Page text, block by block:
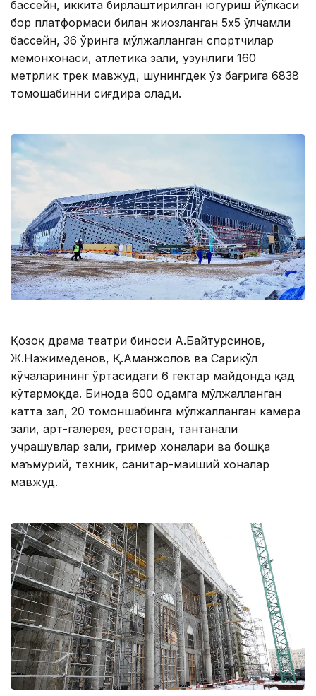
бассейн, иккита бирлаштирилган югуриш йўлкаси
бор платформаси билан жиҳозланган 5х5 ўлчамли
бассейн, 36 ўринга мўлжалланган спортчилар
меҳмонхонаси, атлетика зали, узунлиги 160
метрлик трек мавжуд, шунингдек ўз бағрига 6838
томошабинни сиғдира олади.
Қозоқ драма театри биноси А.Байтурсинов,
Ж.Нажимеденов, Қ.Аманжолов ва Сарикўл
кўчаларининг ўртасидаги 6 гектар майдонда қад
кўтармоқда. Бинода 600 одамга мўлжалланган
катта зал, 20 томоншабинга мўлжалланган камера
зали, арт-галерея, ресторан, тантанали
учрашувлар зали, гример хоналари ва бошқа
маъмурий, техник, санитар-маиший хоналар
мавжуд.